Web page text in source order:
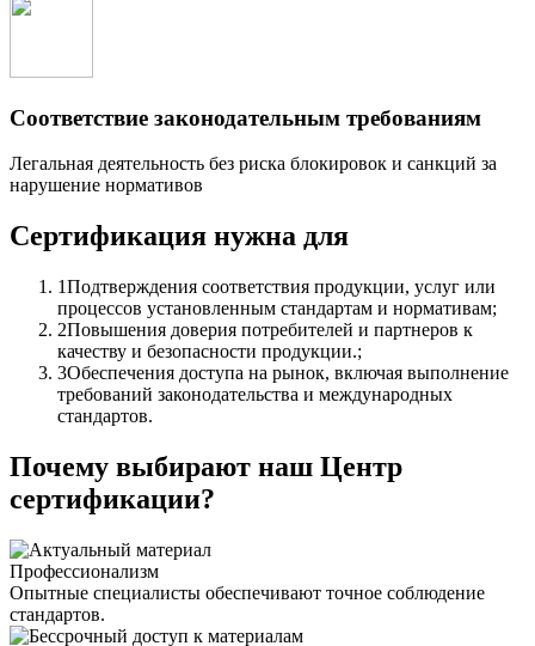
Соответствие законодательным требованиям
Легальная деятельность без риска блокировок и санкций за
нарушение нормативов
Сертификация нужна для
1Подтверждения соответствия продукции, услуг или
процессов установленным стандартам и нормативам;
2Повышения доверия потребителей и партнеров к
качеству и безопасности продукции.;
3Обеспечения доступа на рынок, включая выполнение
требований законодательства и международных
стандартов.
Почему выбирают наш Центр
сертификации?
Профессионализм
Опытные специалисты обеспечивают точное соблюдение
стандартов.